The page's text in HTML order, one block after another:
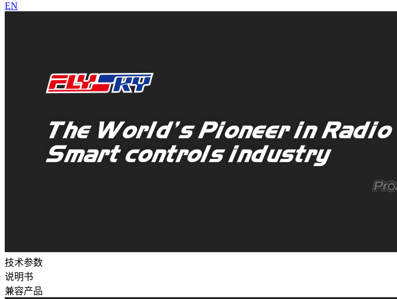
EN
技术参数
说明书
兼容产品